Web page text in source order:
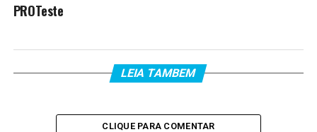
PROTeste
LEIA TAMBEM
CLIQUE PARA COMENTAR